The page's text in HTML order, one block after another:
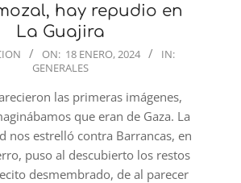
hay repudio en
La Guajira
ON: 18 ENERO, 2024
IN:
GENERALES
las primeras imágenes,
que eran de Gaza. La
nos estrelló contra Barrancas, en
puso al descubierto los restos
desmembrado, de al parecer